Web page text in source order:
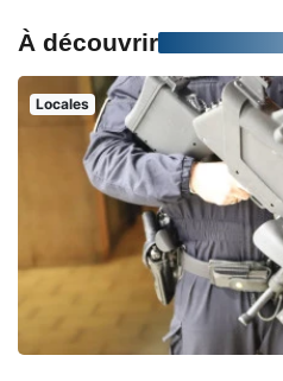
À découvrir
Locales